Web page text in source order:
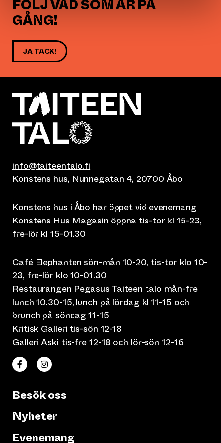
FÖLJ VAD SOM ÄR PÅ
GÅNG!
JA TACK!
info@taiteentalo.fi
Konstens hus, Nunnegatan 4, 20700 Åbo
Konstens hus i Åbo har öppet vid evenemang
Konstens Hus Magasin öppna tis-tor kl 15-23,
fre-lör kl 15-01.30
Café Elephanten sön-mån 10-20, tis-tor klo 10-
23, fre-lör klo 10-01.30
Restaurangen Pegasus Taiteen talo mån-fre
lunch 10.30-15, lunch på lördag kl 11-15 och
brunch på söndag 11-15
Kritisk Galleri tis-sön 12-18
Galleri Aski tis-fre 12-18 och lör-sön 12-16
Taiteen talo Facebookissa
(leder till annan webbtjänst)
Taiteen talo Instagramissa
(leder till annan webbtjänst)
Besök oss
Nyheter
Evenemang